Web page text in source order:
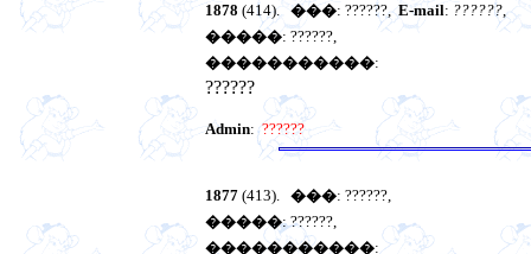
1878 (414).���: ??????,E-mail: ??????,
�����: ??????,
�����������:
??????
Admin:??????
1877 (413). ���: ??????,
�����: ??????,
�����������: